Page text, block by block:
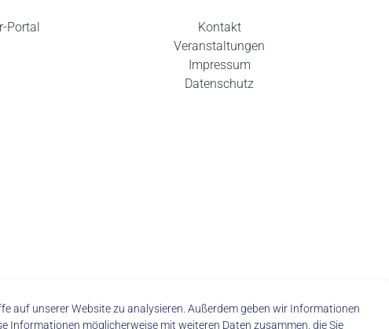
Portal
Kontakt
Veranstaltungen
Impressum
Datenschutz
auf unserer Website zu analysieren. Außerdem geben wir Informationen
Informationen möglicherweise mit weiteren Daten zusammen, die Sie